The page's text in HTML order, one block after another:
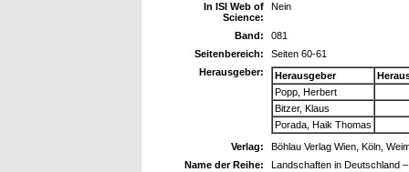
In ISI Web of
Science:
Nein
Band:
081
Seitenbereich:
Seiten 60-61
Herausgeber:
Herausgeber
Popp, Herbert
Bitzer, Klaus
Porada, Haik Thomas
Verlag:
Böhlau Verlag Wien, Köln,
Name der Reihe:
Landschaften in Deutschland